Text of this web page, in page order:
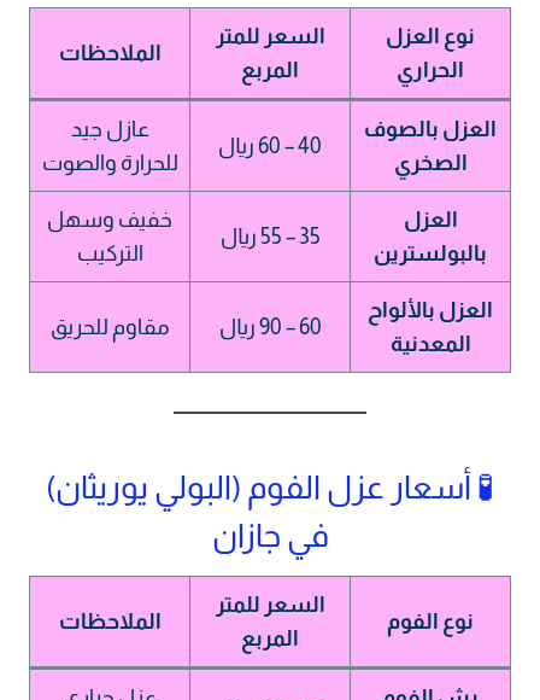
نوع العزل
الحراري
السعر للمتر
المربع
الملاحظات
العزل بالصوف
الصخري
40 – 60 ريال
عازل جيد
للحرارة والصوت
العزل
بالبولسترين
35 – 55 ريال
خفيف وسهل
التركيب
العزل بالألواح
المعدنية
60 – 90 ريال مقاوم للحريق
🧪 أسعار عزل الفوم (البولي يوريثان)
في جازان
نوع الفوم
السعر للمتر
المربع
الملاحظات